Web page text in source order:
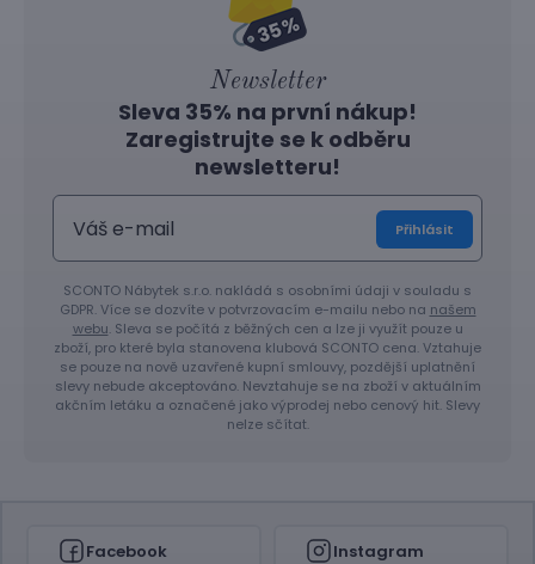
Newsletter
Sleva 35% na první nákup!
Zaregistrujte se k odběru
newsletteru!
Přihlásit
SCONTO Nábytek s.r.o. nakládá s osobními údaji v souladu s
GDPR. Více se dozvíte v potvrzovacím e-mailu nebo na našem
webu. Sleva se počítá z běžných cen a lze ji využít pouze u
zboží, pro které byla stanovena klubová SCONTO cena. Vztahuje
se pouze na nově uzavřené kupní smlouvy, pozdější uplatnění
slevy nebude akceptováno. Nevztahuje se na zboží v aktuálním
akčním letáku a označené jako výprodej nebo cenový hit. Slevy
nelze sčítat.
Facebook Instagram